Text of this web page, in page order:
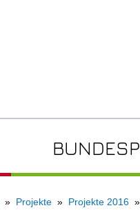
Projekte Projekte 2016